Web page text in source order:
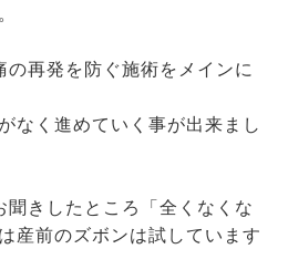
の再発を防ぐ施術をメインに
なく進めていく事が出来まし
きしたところ「全くなくな
産前のズボンは試しています